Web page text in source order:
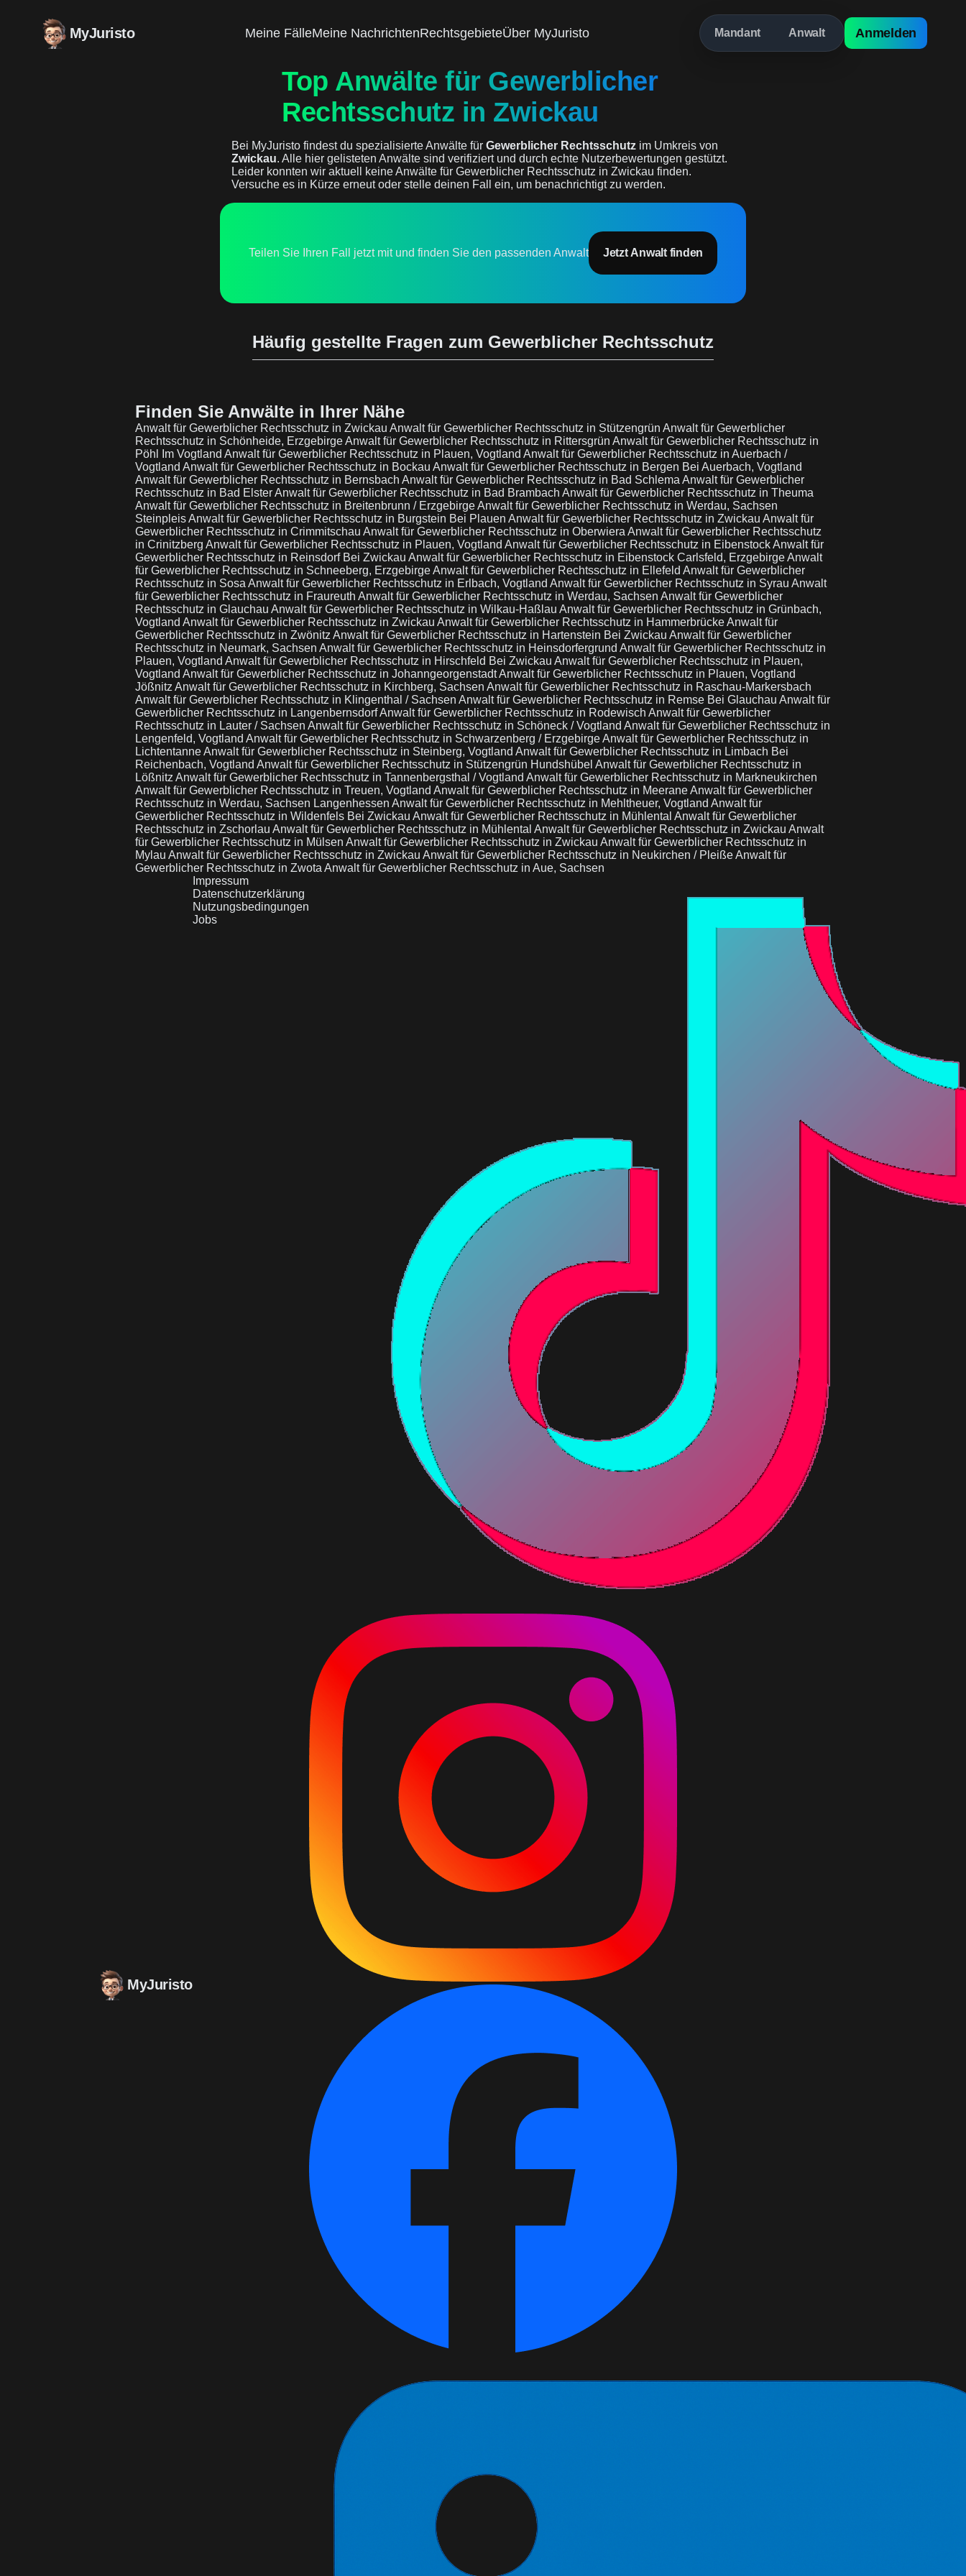
MyJuristo Meine FälleMeine NachrichtenRechtsgebieteÜber MyJuristo Mandant Anwalt Anmelden
Top Anwälte für Gewerblicher
Rechtsschutz in Zwickau
Bei MyJuristo findest du spezialisierte Anwälte für Gewerblicher Rechtsschutz im Umkreis von
Zwickau. Alle hier gelisteten Anwälte sind verifiziert und durch echte Nutzerbewertungen gestützt.
Leider konnten wir aktuell keine Anwälte für Gewerblicher Rechtsschutz in Zwickau finden.
Versuche es in Kürze erneut oder stelle deinen Fall ein, um benachrichtigt zu werden.
Teilen Sie Ihren Fall jetzt mit und finden Sie den passenden Anwalt Jetzt Anwalt finden
Häufig gestellte Fragen zum Gewerblicher Rechtsschutz
Finden Sie Anwälte in Ihrer Nähe
Anwalt für Gewerblicher Rechtsschutz in Zwickau Anwalt für Gewerblicher Rechtsschutz in Stützengrün Anwalt für Gewerblicher
Rechtsschutz in Schönheide, ErzgebirgeAnwalt für Gewerblicher Rechtsschutz in Rittersgrün Anwalt für Gewerblicher Rechtsschutz in
Pöhl Im Vogtland Anwalt für Gewerblicher Rechtsschutz in Plauen, Vogtland Anwalt für Gewerblicher Rechtsschutz in Auerbach /
Vogtland Anwalt für Gewerblicher Rechtsschutz in Bockau Anwalt für Gewerblicher Rechtsschutz in Bergen Bei Auerbach, Vogtland
Anwalt für Gewerblicher Rechtsschutz in Bernsbach Anwalt für Gewerblicher Rechtsschutz in Bad Schlema Anwalt für Gewerblicher
Rechtsschutz in Bad ElsterAnwalt für Gewerblicher Rechtsschutz in Bad Brambach Anwalt für Gewerblicher Rechtsschutz in Theuma
Anwalt für Gewerblicher Rechtsschutz in Breitenbrunn / ErzgebirgeAnwalt für Gewerblicher Rechtsschutz in Werdau, Sachsen
SteinpleisAnwalt für Gewerblicher Rechtsschutz in Burgstein Bei Plauen Anwalt für Gewerblicher Rechtsschutz in Zwickau Anwalt für
Gewerblicher Rechtsschutz in Crimmitschau Anwalt für Gewerblicher Rechtsschutz in Oberwiera Anwalt für Gewerblicher Rechtsschutz
in Crinitzberg Anwalt für Gewerblicher Rechtsschutz in Plauen, Vogtland Anwalt für Gewerblicher Rechtsschutz in EibenstockAnwalt für
Gewerblicher Rechtsschutz in Reinsdorf Bei Zwickau Anwalt für Gewerblicher Rechtsschutz in Eibenstock Carlsfeld, ErzgebirgeAnwalt
für Gewerblicher Rechtsschutz in Schneeberg, ErzgebirgeAnwalt für Gewerblicher Rechtsschutz in Ellefeld Anwalt für Gewerblicher
Rechtsschutz in Sosa Anwalt für Gewerblicher Rechtsschutz in Erlbach, Vogtland Anwalt für Gewerblicher Rechtsschutz in Syrau Anwalt
für Gewerblicher Rechtsschutz in Fraureuth Anwalt für Gewerblicher Rechtsschutz in Werdau, Sachsen Anwalt für Gewerblicher
Rechtsschutz in Glauchau Anwalt für Gewerblicher Rechtsschutz in Wilkau-Haßlau Anwalt für Gewerblicher Rechtsschutz in Grünbach,
Vogtland Anwalt für Gewerblicher Rechtsschutz in Zwickau Anwalt für Gewerblicher Rechtsschutz in HammerbrückeAnwalt für
Gewerblicher Rechtsschutz in Zwönitz Anwalt für Gewerblicher Rechtsschutz in Hartenstein Bei Zwickau Anwalt für Gewerblicher
Rechtsschutz in Neumark, Sachsen Anwalt für Gewerblicher Rechtsschutz in Heinsdorfergrund Anwalt für Gewerblicher Rechtsschutz in
Plauen, Vogtland Anwalt für Gewerblicher Rechtsschutz in Hirschfeld Bei Zwickau Anwalt für Gewerblicher Rechtsschutz in Plauen,
Vogtland Anwalt für Gewerblicher Rechtsschutz in JohanngeorgenstadtAnwalt für Gewerblicher Rechtsschutz in Plauen, Vogtland
Jößnitz Anwalt für Gewerblicher Rechtsschutz in Kirchberg, Sachsen Anwalt für Gewerblicher Rechtsschutz in Raschau-Markersbach
Anwalt für Gewerblicher Rechtsschutz in Klingenthal / Sachsen Anwalt für Gewerblicher Rechtsschutz in Remse Bei Glauchau Anwalt für
Gewerblicher Rechtsschutz in LangenbernsdorfAnwalt für Gewerblicher Rechtsschutz in Rodewisch Anwalt für Gewerblicher
Rechtsschutz in Lauter / Sachsen Anwalt für Gewerblicher Rechtsschutz in Schöneck / Vogtland Anwalt für Gewerblicher Rechtsschutz in
Lengenfeld, Vogtland Anwalt für Gewerblicher Rechtsschutz in Schwarzenberg / ErzgebirgeAnwalt für Gewerblicher Rechtsschutz in
LichtentanneAnwalt für Gewerblicher Rechtsschutz in Steinberg, Vogtland Anwalt für Gewerblicher Rechtsschutz in Limbach Bei
Reichenbach, Vogtland Anwalt für Gewerblicher Rechtsschutz in Stützengrün Hundshübel Anwalt für Gewerblicher Rechtsschutz in
Lößnitz Anwalt für Gewerblicher Rechtsschutz in Tannenbergsthal / Vogtland Anwalt für Gewerblicher Rechtsschutz in Markneukirchen
Anwalt für Gewerblicher Rechtsschutz in Treuen, Vogtland Anwalt für Gewerblicher Rechtsschutz in MeeraneAnwalt für Gewerblicher
Rechtsschutz in Werdau, Sachsen Langenhessen Anwalt für Gewerblicher Rechtsschutz in Mehltheuer, Vogtland Anwalt für
Gewerblicher Rechtsschutz in Wildenfels Bei Zwickau Anwalt für Gewerblicher Rechtsschutz in Mühlental Anwalt für Gewerblicher
Rechtsschutz in Zschorlau Anwalt für Gewerblicher Rechtsschutz in Mühlental Anwalt für Gewerblicher Rechtsschutz in Zwickau Anwalt
für Gewerblicher Rechtsschutz in Mülsen Anwalt für Gewerblicher Rechtsschutz in Zwickau Anwalt für Gewerblicher Rechtsschutz in
Mylau Anwalt für Gewerblicher Rechtsschutz in Zwickau Anwalt für Gewerblicher Rechtsschutz in Neukirchen / PleißeAnwalt für
Gewerblicher Rechtsschutz in Zwota Anwalt für Gewerblicher Rechtsschutz in Aue, Sachsen
MyJuristo
Impressum
Datenschutzerklärung
Nutzungsbedingungen
Jobs